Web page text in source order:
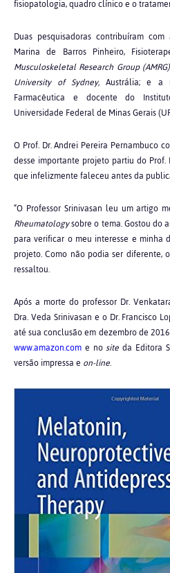
fisiopatologia, quadro clínico e o
Duas pesquisadoras contribuíram
Marina de Barros Pinheiro,
Musculoskeletal Research Group
University of Sydney, Austrália; e a
Farmacêutica e docente do
Universidade Federal de Minas Gerais
O Prof. Dr. Andrei Pereira Pernambuco
desse importante projeto partiu do Prof.
que infelizmente faleceu antes da
“O Professor Srinivasan leu um artigo
Rheumatologysobre o tema. Gostou do
para verificar o meu interesse e
projeto. Como não podia ser diferente,
ressaltou.
Após a morte do professor Dr.
Dra. Veda Srinivasan e o Dr. Francisco
até sua conclusão em dezembro de
www.amazon.com e nosite da Editora
versão impressa e on-line.